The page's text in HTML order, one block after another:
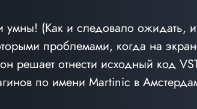
(Как и следовало ожидать,
проблемами, когда на
решает отнести исходный код
по имени Martinic в